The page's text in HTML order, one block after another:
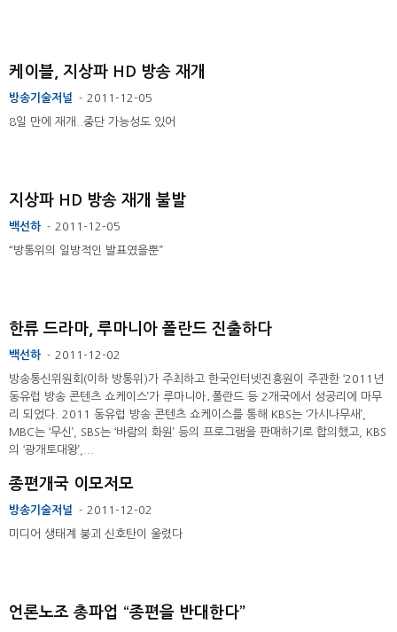
케이블, 지상파 HD 방송 재개
방송기술저널 - 2011-12-05
8일 만에 재개..중단 가능성도 있어
지상파 HD 방송 재개 불발
백선하 - 2011-12-05
“방통위의 일방적인 발표였을뿐”
한류 드라마, 루마니아 폴란드 진출하다
백선하 - 2011-12-02
방송통신위원회(이하 방통위)가 주최하고 한국인터넷진흥원이 주관한 ‘2011년
동유럽 방송 콘텐츠 쇼케이스’가 루마니아․폴란드 등 2개국에서 성공리에 마무
리 되었다. 2011 동유럽 방송 콘텐츠 쇼케이스를 통해 KBS는 ‘가시나무새’,
MBC는 ‘무신’, SBS는 ‘바람의 화원’ 등의 프로그램을 판매하기로 합의했고, KBS
의 ‘광개토대왕’,...
종편개국 이모저모
방송기술저널 - 2011-12-02
미디어 생태계 붕괴 신호탄이 울렸다
언론노조 총파업 “종편을 반대한다”